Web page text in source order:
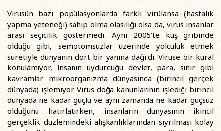
Virusün bazı popülasyonlarda farklı virülansa (hastalık
yapma yeteneği) sahip olma olasılığı olsa da, virus insanlar
arası seçicilik göstermedi. Aynı 2005’te kuş gribinde
olduğu gibi, semptomsuzlar üzerinde yolculuk etmek
suretiyle dünyanın dört bir yanına dağıldı. Viruse bir kural
konulamıyor, insanın uydurduğu devlet, para, sınır gibi
kavramlar mikroorganizma dünyasında (birincil gerçek
dünyada) işlemiyor. Virus doğa kanunlarının işlediği birincil
dünyada ne kadar güçlü ve aynı zamanda ne kadar güçsüz
olduğunu hatırlatırken, insanların dünyasının ikincil
gerçeklik düzlemindeki alışkanlıklarından sıyrılması kolay